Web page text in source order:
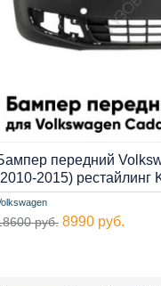
передний
2015) рестайлинг
руб. 8990 руб.